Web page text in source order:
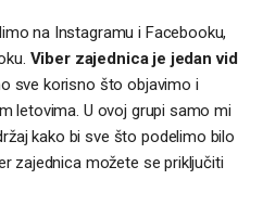
na Instagramu i Facebooku,
Viber zajednica je jedan vid
sve korisno što objavimo i
letovima. U ovoj grupi samo mi
kako bi sve što podelimo bilo
zajednica možete se priključiti